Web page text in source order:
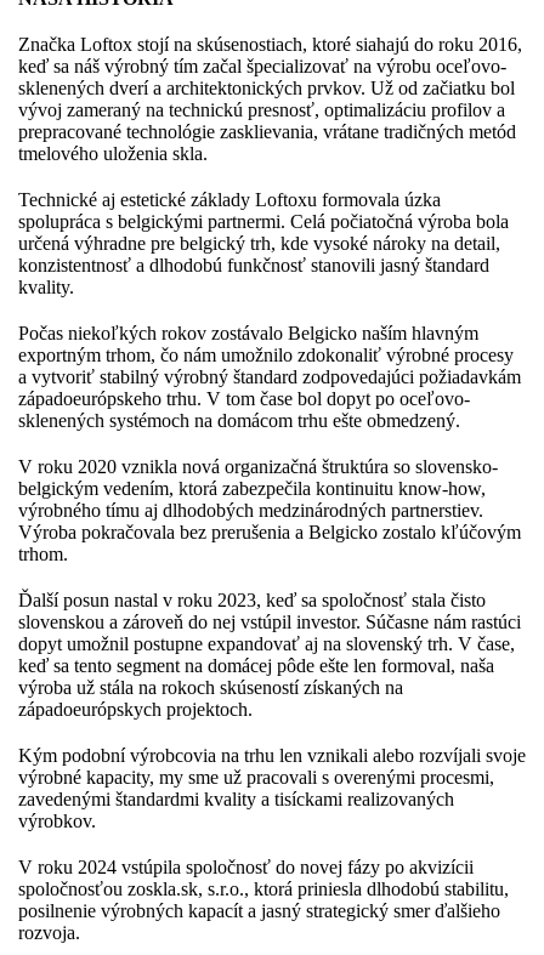
Značka Loftox stojí na skúsenostiach, ktoré siahajú do roku 2016,
keď sa náš výrobný tím začal špecializovať na výrobu oceľovo-
sklenených dverí a architektonických prvkov. Už od začiatku bol
vývoj zameraný na technickú presnosť, optimalizáciu profilov a
prepracované technológie zasklievania, vrátane tradičných metód
tmelového uloženia skla.
Technické aj estetické základy Loftoxu formovala úzka
spolupráca s belgickými partnermi. Celá počiatočná výroba bola
určená výhradne pre belgický trh, kde vysoké nároky na detail,
konzistentnosť a dlhodobú funkčnosť stanovili jasný štandard
kvality.
Počas niekoľkých rokov zostávalo Belgicko naším hlavným
exportným trhom, čo nám umožnilo zdokonaliť výrobné procesy
a vytvoriť stabilný výrobný štandard zodpovedajúci požiadavkám
západoeurópskeho trhu. V tom čase bol dopyt po oceľovo-
sklenených systémoch na domácom trhu ešte obmedzený.
V roku 2020 vznikla nová organizačná štruktúra so slovensko-
belgickým vedením, ktorá zabezpečila kontinuitu know-how,
výrobného tímu aj dlhodobých medzinárodných partnerstiev.
Výroba pokračovala bez prerušenia a Belgicko zostalo kľúčovým
trhom.
Ďalší posun nastal v roku 2023, keď sa spoločnosť stala čisto
slovenskou a zároveň do nej vstúpil investor. Súčasne nám rastúci
dopyt umožnil postupne expandovať aj na slovenský trh. V čase,
keď sa tento segment na domácej pôde ešte len formoval, naša
výroba už stála na rokoch skúseností získaných na
západoeurópskych projektoch.
Kým podobní výrobcovia na trhu len vznikali alebo rozvíjali svoje
výrobné kapacity, my sme už pracovali s overenými procesmi,
zavedenými štandardmi kvality a tisíckami realizovaných
výrobkov.
V roku 2024 vstúpila spoločnosť do novej fázy po akvizícii
spoločnosťou zoskla.sk, s.r.o., ktorá priniesla dlhodobú stabilitu,
posilnenie výrobných kapacít a jasný strategický smer ďalšieho
rozvoja.